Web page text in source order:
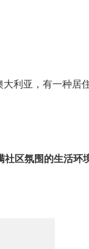
利亚，有一种居
区氛围的生活环